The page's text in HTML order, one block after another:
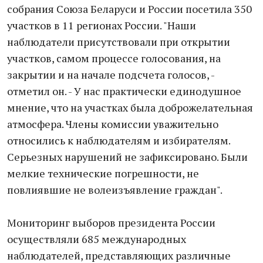
собрания Союза Беларуси и России посетила 350
участков в 11 регионах России. "Наши
наблюдатели присутствовали при открытии
участков, самом процессе голосования, на
закрытии и на начале подсчета голосов, -
отметил он. - У нас практически единодушное
мнение, что на участках была доброжелательная
атмосфера. Члены комиссии уважительно
относились к наблюдателям и избирателям.
Серьезных нарушений не зафиксировано. Были
мелкие технические погрешности, не
повлиявшие не волеизъявление граждан".
Мониторинг выборов президента России
осуществляли 685 международных
наблюдателей, представляющих различные